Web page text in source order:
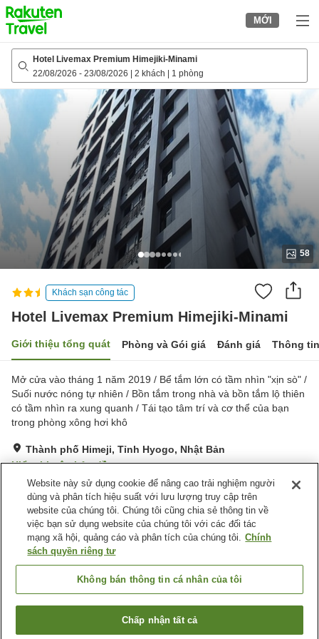
to
top
page
MỚI
Hotel Livemax Premium Himejiki-Minami
22/08/2026 - 23/08/2026 2 khách 1 phòng
58
Khách sạn công tác
Hotel Livemax Premium Himejiki-Minami
Giới thiệu tổng quát Phòng và Gói giá Đánh giá Thông
Mở cửa vào tháng 1 năm 2019 / Bể tắm lớn có tầm nhìn "xịn sò" /
Suối nước nóng tự nhiên / Bồn tắm trong nhà và bồn tắm lộ thiên
có tầm nhìn ra xung quanh / Tái tạo tâm trí và cơ thể của bạn
trong phòng xông hơi khô
Thành phố Himeji, Tỉnh Hyogo, Nhật Bản
Hiển thị trên bản đồ
Rất tốt Đánh giá:658lượt
Tiện nghi chỗ nghỉ
Xông hơi
Máy bán hàng tự động
Nhà Tắm Lộ Thiên (Có
Nước Nóng)
Tỉnh Hyogo
Hotel Livemax Premium Himejiki-Minami
Tìm phòng trống
Website này sử dụng cookie để nâng cao trải nghiệm người
dùng và phân tích hiệu suất với lưu lượng truy cập trên
website của chúng tôi. Chúng tôi cũng chia sẻ thông tin về
việc bạn sử dụng website của chúng tôi với các đối tác
mạng xã hội, quảng cáo và phân tích của chúng tôi. Chính
sách quyền riêng tư
Không bán thông tin cá nhân của tôi
Chấp nhận tất cả